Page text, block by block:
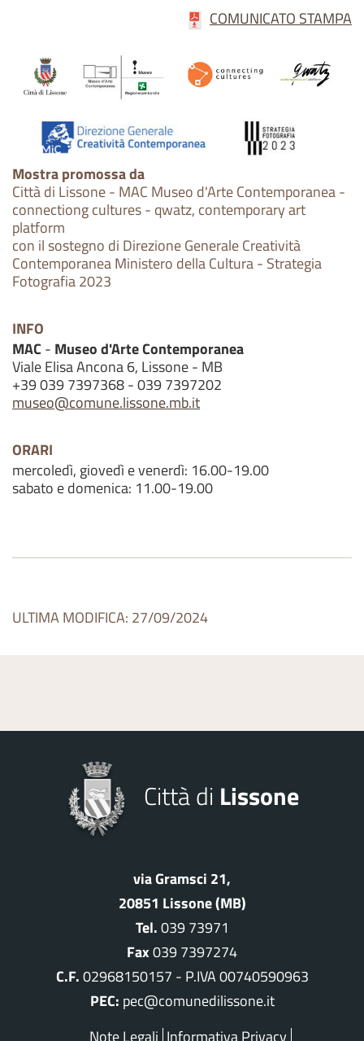
COMUNICATO STAMPA
Mostra promossa da
Città di Lissone - MAC Museo d'Arte Contemporanea -
connectiong cultures - qwatz, contemporary art
platform
con il sostegno di Direzione Generale Creatività
Contemporanea Ministero della Cultura - Strategia
Fotografia 2023
INFO
MAC - Museo d'Arte Contemporanea
Viale Elisa Ancona 6, Lissone - MB
+39 039 7397368 - 039 7397202
museo@comune.lissone.mb.it
ORARI
mercoledì, giovedì e venerdì: 16.00-19.00
sabato e domenica: 11.00-19.00
ULTIMA MODIFICA: 27/09/2024
Città di Lissone
via Gramsci 21,
20851 Lissone (MB)
Tel.039 73971
Fax039 7397274
C.F.02968150157 - P.IVA 00740590963
PEC: pec@comunedilissone.it
Note Legali Informativa Privacy